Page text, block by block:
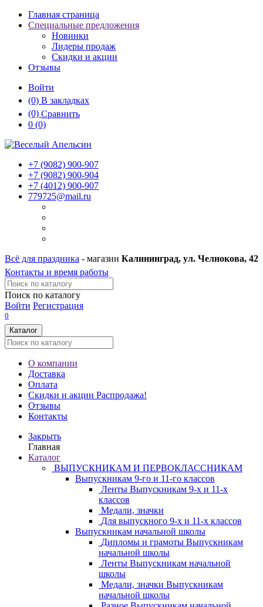
Главная страница
Специальные предложения
Новинки
Лидеры продаж
Скидки и акции
Отзывы
Войти
(0) В закладках
(0) Сравнить
0 (0)
+7 (9082) 900-907
+7 (9082) 900-904
+7 (4012) 900-907
779725@mail.ru
Всё для праздника - магазин Калининград, ул. Челнокова, 42
Контакты и время работы
Поиск по каталогу
Войти Регистрация
0
Каталог
О компании
Доставка
Оплата
Скидки и акции Распродажа!
Отзывы
Контакты
Закрыть
Главная
Каталог
ВЫПУСКНИКАМ И ПЕРВОКЛАССНИКАМ
Выпускникам 9-го и 11-го классов
Ленты Выпускникам 9-х и 11-х
классов
Медали, значки
Для выпускного 9-х и 11-х классов
Выпускникам начальной школы
Дипломы и грамоты Выпускникам
начальной школы
Ленты Выпускникам начальной
школы
Медали, значки Выпускникам
начальной школы